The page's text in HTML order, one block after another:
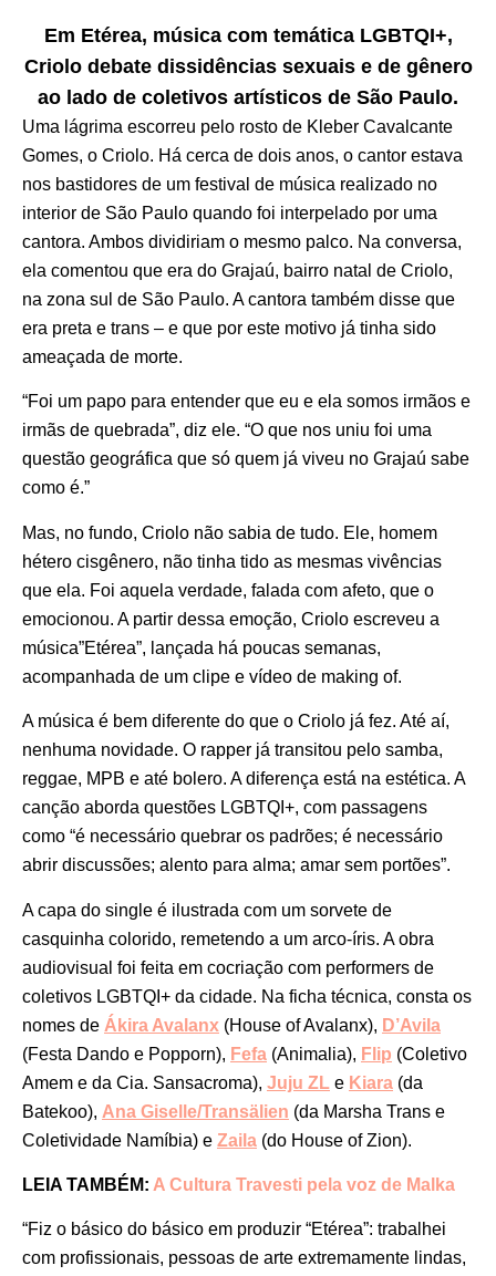
Em Etérea, música com temática LGBTQI+,
Criolo debate dissidências sexuais e de gênero
ao lado de coletivos artísticos de São Paulo.
Uma lágrima escorreu pelo rosto de Kleber Cavalcante
Gomes, o Criolo. Há cerca de dois anos, o cantor estava
nos bastidores de um festival de música realizado no
interior de São Paulo quando foi interpelado por uma
cantora. Ambos dividiriam o mesmo palco. Na conversa,
ela comentou que era do Grajaú, bairro natal de Criolo,
na zona sul de São Paulo. A cantora também disse que
era preta e trans – e que por este motivo já tinha sido
ameaçada de morte.
“Foi um papo para entender que eu e ela somos irmãos e
irmãs de quebrada”, diz ele. “O que nos uniu foi uma
questão geográfica que só quem já viveu no Grajaú sabe
como é.”
Mas, no fundo, Criolo não sabia de tudo. Ele, homem
hétero cisgênero, não tinha tido as mesmas vivências
que ela. Foi aquela verdade, falada com afeto, que o
emocionou. A partir dessa emoção, Criolo escreveu a
música”Etérea”, lançada há poucas semanas,
acompanhada de um clipe e vídeo de making of.
A música é bem diferente do que o Criolo já fez. Até aí,
nenhuma novidade. O rapper já transitou pelo samba,
reggae, MPB e até bolero. A diferença está na estética. A
canção aborda questões LGBTQI+, com passagens
como “é necessário quebrar os padrões; é necessário
abrir discussões; alento para alma; amar sem portões”.
A capa do single é ilustrada com um sorvete de
casquinha colorido, remetendo a um arco-íris. A obra
audiovisual foi feita em cocriação com performers de
coletivos LGBTQI+ da cidade. Na ficha técnica, consta os
nomes de Ákira Avalanx (House of Avalanx), D’Avila
(Festa Dando e Popporn), Fefa (Animalia), Flip (Coletivo
Amem e da Cia. Sansacroma), Juju ZL e Kiara (da
Batekoo), Ana Giselle/Transälien (da Marsha Trans e
Coletividade Namíbia) e Zaila (do House of Zion).
LEIA TAMBÉM: A Cultura Travesti pela voz de Malka
“Fiz o básico do básico em produzir “Etérea”: trabalhei
com profissionais, pessoas de arte extremamente lindas,